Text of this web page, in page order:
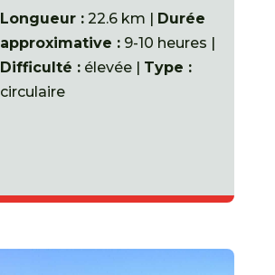
Longueur :22.6 km | Durée
approximative :9-10 heures |
Difficulté :élevée | Type :
circulaire